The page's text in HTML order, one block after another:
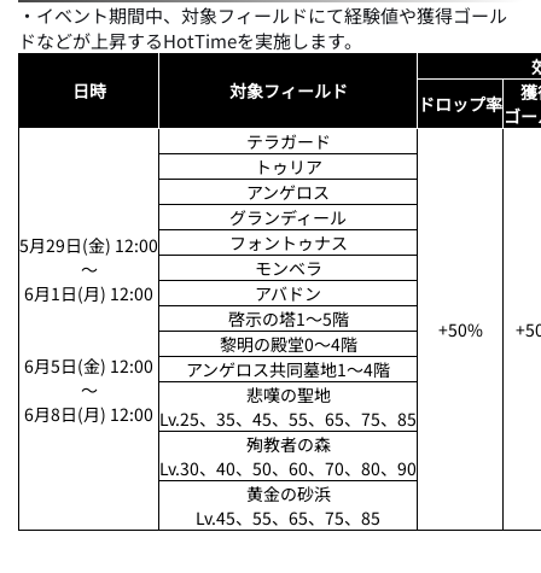
・イベント期間中、対象フィールドにて経験値や獲得ゴール
ドなどが上昇するHotTimeを実施します。
日時 対象フィールド
ドロップ率ゴ
5月29日(金) 12:00
～
6月1日(月) 12:00
6月5日(金) 12:00
～
6月8日(月) 12:00
テラガード
+50%
トゥリア
アンゲロス
グランディール
フォントゥナス
モンベラ
アバドン
啓示の塔1～5階
黎明の殿堂0～4階
アンゲロス共同墓地1～4階
悲嘆の聖地
Lv.25、35、45、55、65、75、85
殉教者の森
Lv.30、40、50、60、70、80、90
黄金の砂浜
Lv.45、55、65、75、85